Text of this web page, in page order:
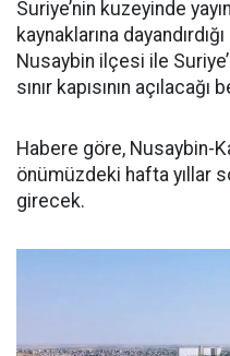
Suriye’nin kuzeyinde
kaynaklarına
Nusaybin ilçesi ile
sınır kapısının açılacağı
Habere göre, Nusaybin-
önümüzdeki hafta yıllar
girecek.